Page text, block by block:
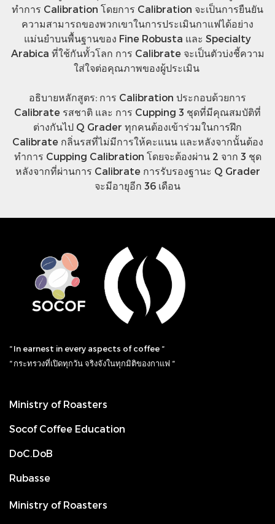
ทำการ Calibration โดยการ Calibration จะเป็นการยืนยัน
ความสามารถของพวกเขาในการประเมินกาแฟได้อย่าง
แม่นยำบนพื้นฐานของ Fine Robusta และ Specialty
Arabica ที่ใช้กันทั้วโลก การ Calibrate จะเป็นตัวบ่งชี้ความ
ใส่ใจต่อคุณภาพของผู้ประเมิน
อธิบายหลักสูตร: การ Calibration ประกอบด้วยการ
Calibrate รสชาติ และ การ Cupping 3 ชุดที่มีคุณสมบัติที่
ต่างกันไป Q Grader ทุกคนต้องเข้าร่วมในการฝึก
Calibrate กลิ่นรสที่ไม่มีการให้คะแนน และหลังจากนั้นต้อง
ทำการ Cupping Calibration โดยจะต้องผ่าน 2 จาก 3 ชุด
หลังจากที่ผ่านการ Calibrate การรับรองฐานะ Q Grader
จะมีอายุอีก 36 เดือน
“ In earnest in every aspects of coffee “
“ กระทรวงที่เปิดทุกวัน จริงจังในทุกมิติของกาแฟ “
Ministry of Roasters
Socof Coffee Education
DoC.DoB
Rubasse
Ministry of Roasters